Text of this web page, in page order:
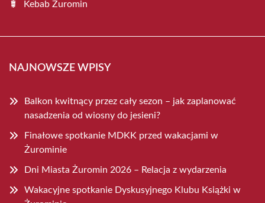
Kebab Żuromin
NAJNOWSZE WPISY
Balkon kwitnący przez cały sezon – jak zaplanować
nasadzenia od wiosny do jesieni?
Finałowe spotkanie MDKK przed wakacjami w
Żurominie
Dni Miasta Żuromin 2026 – Relacja z wydarzenia
Wakacyjne spotkanie Dyskusyjnego Klubu Książki w